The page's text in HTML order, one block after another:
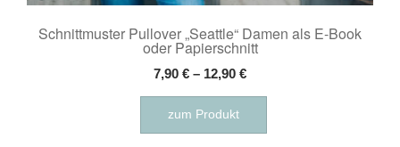
Schnittmuster Pullover „Seattle“ Damen als E-Book
oder Papierschnitt
7,90 € – 12,90 €
zum Produkt
Dieses
weist